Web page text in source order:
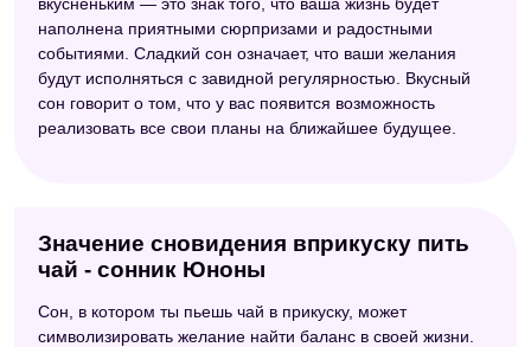
наполнена приятными сюрпризами и радостными
событиями. Сладкий сон означает, что ваши желания
будут исполняться с завидной регулярностью. Вкусный
сон говорит о том, что у вас появится возможность
реализовать все свои планы на ближайшее будущее.
Значение сновидения вприкуску пить
чай - сонник Юноны
Сон, в котором ты пьешь чай в прикуску, может
символизировать желание найти баланс в своей жизни.